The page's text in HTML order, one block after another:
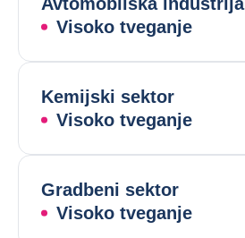
Visoko tveganje
Kemijski sektor
Visoko tveganje
Gradbeni sektor
Visoko tveganje